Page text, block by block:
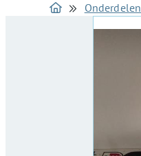
Onderdelen